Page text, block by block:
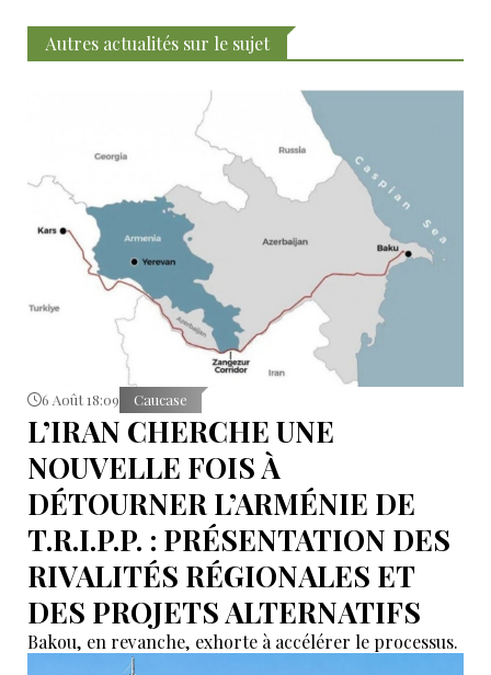
Autres actualités sur le sujet
6 Août 18:09 Caucase
L’IRAN CHERCHE UNE
NOUVELLE FOIS À
DÉTOURNER L’ARMÉNIE DE
T.R.I.P.P. : PRÉSENTATION DES
RIVALITÉS RÉGIONALES ET
DES PROJETS ALTERNATIFS
Bakou, en revanche, exhorte à accélérer le processus.